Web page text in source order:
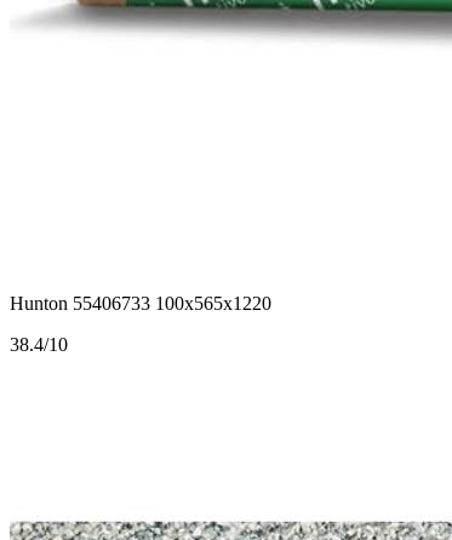
Hunton 55406733 100x565x1220
38.4/10